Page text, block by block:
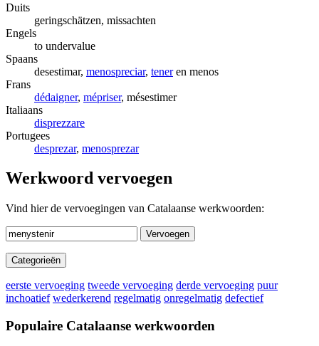
Duits
geringschätzen, missachten
Engels
to undervalue
Spaans
desestimar, menospreciar, teneren menos
Frans
dédaigner, mépriser, mésestimer
Italiaans
disprezzare
Portugees
desprezar, menosprezar
Werkwoord vervoegen
Vind hier de vervoegingen van Catalaanse werkwoorden:
Vervoegen
Categorieën
eerste vervoeging tweede vervoeging derde vervoeging puur
inchoatief wederkerend regelmatig onregelmatig defectief
Populaire Catalaanse werkwoorden